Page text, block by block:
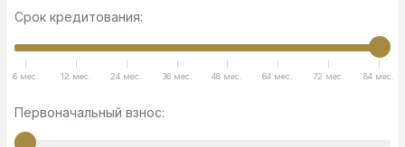
Срок кредитования:
6 мес. 12 мес. 24 мес. 36 мес. 48 мес. 64 мес. 72 мес. 84 мес.
Первоначальный взнос: